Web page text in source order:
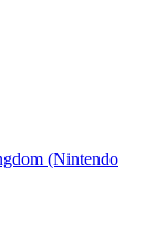
(Nintendo